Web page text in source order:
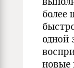
более
одной
новые